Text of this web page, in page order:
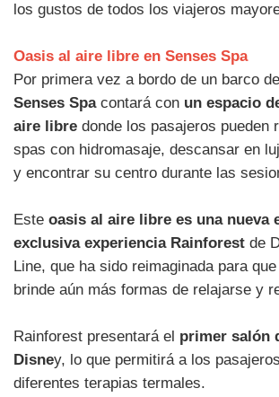
los gustos de todos los viajeros
Oasis al aire libre en Senses Spa
Por primera vez a bordo de un barco
Senses Spa contará con un espacio
aire libre donde los pasajeros pueden
spas con hidromasaje, descansar en
y encontrar su centro durante las
Este oasis al aire libre es una nueva
exclusiva experiencia Rainforest de
Line, que ha sido reimaginada para
brinde aún más formas de relajarse y
Rainforest presentará el primer salón
Disney, lo que permitirá a los
diferentes terapias termales.